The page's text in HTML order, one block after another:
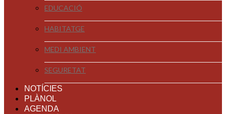
EDUCACIÓ
HABITATGE
MEDI AMBIENT
SEGURETAT
NOTÍCIES
PLÀNOL
AGENDA